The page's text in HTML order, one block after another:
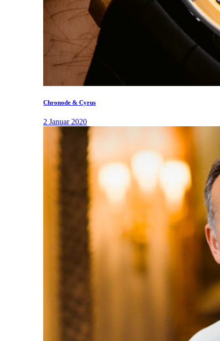
Chronode & Cyrus
2 Januar 2020